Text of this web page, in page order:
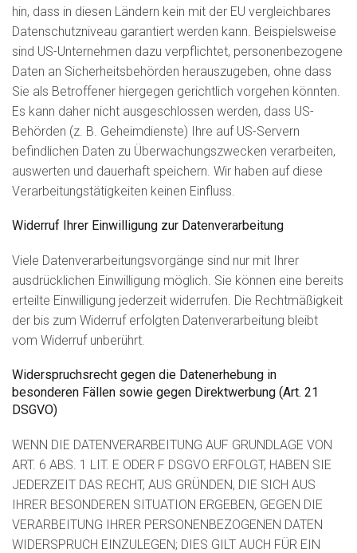
hin, dass in diesen Ländern kein mit der EU vergleichbares
Datenschutzniveau garantiert werden kann. Beispielsweise
sind US-Unternehmen dazu verpflichtet, personenbezogene
Daten an Sicherheitsbehörden herauszugeben, ohne dass
Sie als Betroffener hiergegen gerichtlich vorgehen könnten.
Es kann daher nicht ausgeschlossen werden, dass US-
Behörden (z. B. Geheimdienste) Ihre auf US-Servern
befindlichen Daten zu Überwachungszwecken verarbeiten,
auswerten und dauerhaft speichern. Wir haben auf diese
Verarbeitungstätigkeiten keinen Einfluss.
Widerruf Ihrer Einwilligung zur Datenverarbeitung
Viele Datenverarbeitungsvorgänge sind nur mit Ihrer
ausdrücklichen Einwilligung möglich. Sie können eine bereits
erteilte Einwilligung jederzeit widerrufen. Die Rechtmäßigkeit
der bis zum Widerruf erfolgten Datenverarbeitung bleibt
vom Widerruf unberührt.
Widerspruchsrecht gegen die Datenerhebung in
besonderen Fällen sowie gegen Direktwerbung (Art. 21
DSGVO)
WENN DIE DATENVERARBEITUNG AUF GRUNDLAGE VON
ART. 6 ABS. 1 LIT. E ODER F DSGVO ERFOLGT, HABEN SIE
JEDERZEIT DAS RECHT, AUS GRÜNDEN, DIE SICH AUS
IHRER BESONDEREN SITUATION ERGEBEN, GEGEN DIE
VERARBEITUNG IHRER PERSONENBEZOGENEN DATEN
WIDERSPRUCH EINZULEGEN; DIES GILT AUCH FÜR EIN